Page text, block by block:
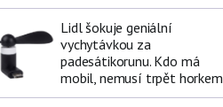
Lidl šokuje geniální
vychytávkou za
padesátikorunu. Kdo má
mobil, nemusí trpět horkem